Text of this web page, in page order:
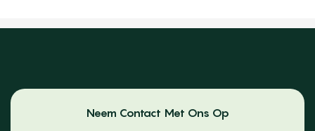
Neem Contact Met Ons Op